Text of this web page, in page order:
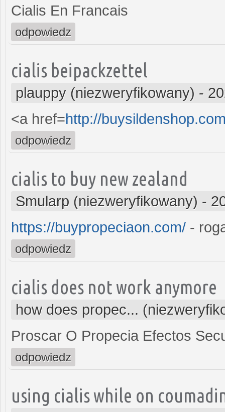
Cialis En Francais
odpowiedz
cialis beipackzettel
plauppy (niezweryfikowany) -
<a href=http://
odpowiedz
cialis to buy new zealand
Smularp (niezweryfikowany) -
https://buypropeciaon.com/ -
odpowiedz
cialis does not work anymore
how does propec...
Proscar O Propecia Efectos
odpowiedz
using cialis while on